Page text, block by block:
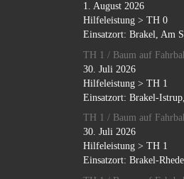
1. August 2026
Hilfeleistung > TH 0
Einsatzort: Brakel, Am
TH 1 / Baum auf
30. Juli 2026
Hilfeleistung > TH 1
Einsatzort: Brakel-
TH 1 / Baum auf
30. Juli 2026
Hilfeleistung > TH 1
Einsatzort: Brakel-